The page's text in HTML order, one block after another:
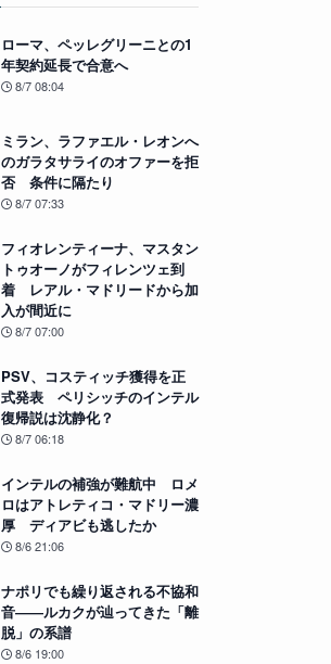
ローマ、ペッレグリーニとの1
年契約延長で合意へ
8/7 08:04
ミラン、ラファエル・レオンへ
のガラタサライのオファーを拒
否 条件に隔たり
8/7 07:33
フィオレンティーナ、マスタン
トゥオーノがフィレンツェ到
着 レアル・マドリードから加
入が間近に
8/7 07:00
PSV、コスティッチ獲得を正
式発表 ペリシッチのインテル
復帰説は沈静化？
8/7 06:18
インテルの補強が難航中 ロメ
ロはアトレティコ・マドリー濃
厚 ディアビも逃したか
8/6 21:06
ナポリでも繰り返される不協和
音――ルカクが辿ってきた「離
脱」の系譜
8/6 19:00